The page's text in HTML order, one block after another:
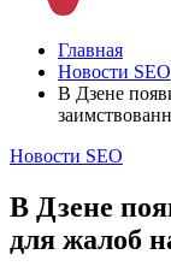
Главная
Новости SEO
В Дзене
Новости SEO
В Дзене
для жалоб